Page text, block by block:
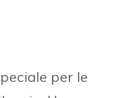
per le